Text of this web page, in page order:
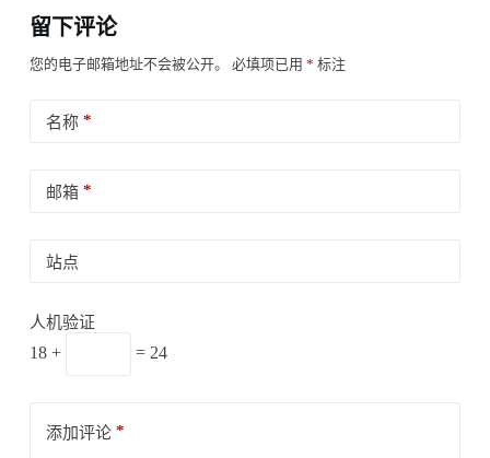
留下评论
您的电子邮箱地址不会被公开。 必填项已用 * 标注
名称*
邮箱*
站点
人机验证
18 + = 24
添加评论*